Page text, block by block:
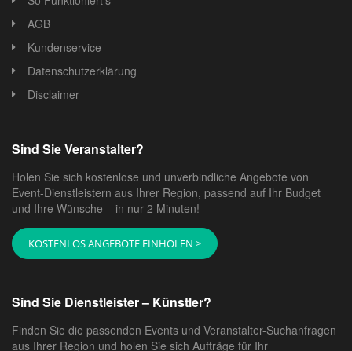
AGB
Kundenservice
Datenschutzerklärung
Disclaimer
Sind Sie Veranstalter?
Holen Sie sich kostenlose und unverbindliche Angebote von
Event-Dienstleistern aus Ihrer Region, passend auf Ihr Budget
und Ihre Wünsche – in nur 2 Minuten!
KOSTENLOS ANGEBOTE EINHOLEN >
Sind Sie Dienstleister – Künstler?
Finden Sie die passenden Events und Veranstalter-Suchanfragen
aus Ihrer Region und holen Sie sich Aufträge für Ihr